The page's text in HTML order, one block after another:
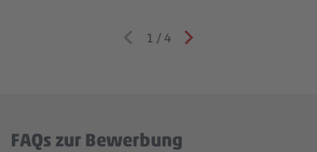
1 / 4
FAQs zur Bewerbung